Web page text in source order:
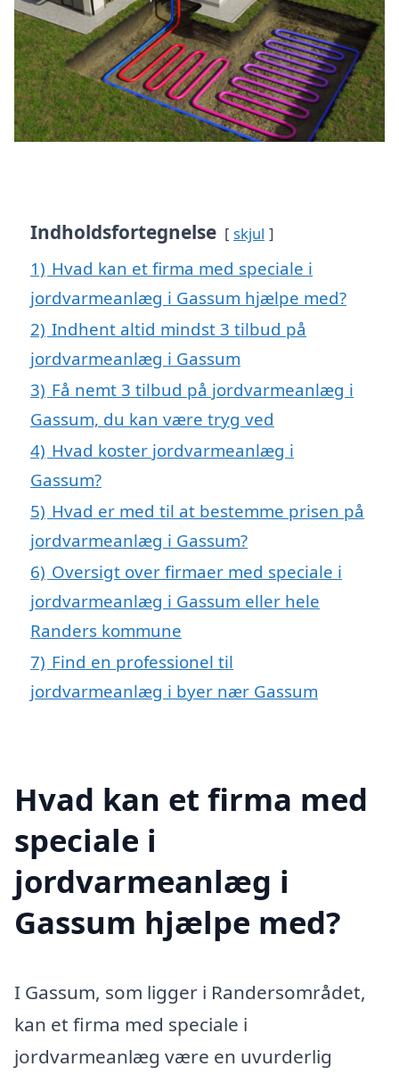
Indholdsfortegnelse skjul
1) Hvad kan et firma med speciale i
jordvarmeanlæg i Gassum hjælpe med?
2) Indhent altid mindst 3 tilbud på
jordvarmeanlæg i Gassum
3) Få nemt 3 tilbud på jordvarmeanlæg i
Gassum, du kan være tryg ved
4) Hvad koster jordvarmeanlæg i
Gassum?
5) Hvad er med til at bestemme prisen på
jordvarmeanlæg i Gassum?
6) Oversigt over firmaer med speciale i
jordvarmeanlæg i Gassum eller hele
Randers kommune
7) Find en professionel til
jordvarmeanlæg i byer nær Gassum
Hvad kan et firma med
speciale i
jordvarmeanlæg i
Gassum hjælpe med?
I Gassum, som ligger i Randersområdet,
kan et firma med speciale i
jordvarmeanlæg være en uvurderlig